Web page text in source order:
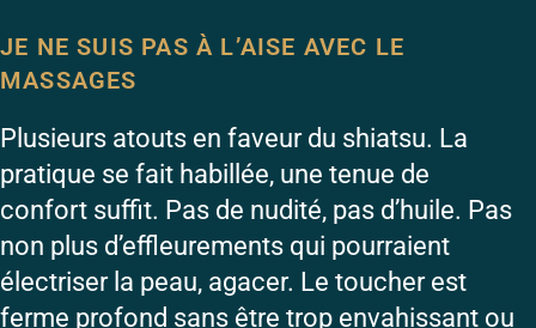
JE NE SUIS PAS À L’AISE AVEC LE
MASSAGES
Plusieurs atouts en faveur du shiatsu. La
pratique se fait habillée, une tenue de
confort suffit. Pas de nudité, pas d’huile. Pas
non plus d’effleurements qui pourraient
électriser la peau, agacer. Le toucher est
ferme profond sans être trop envahissant ou